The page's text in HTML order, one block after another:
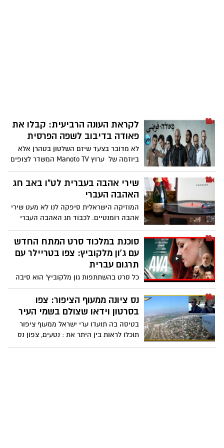
לקראת העונה הרביעית: קבלו את
פאודה בדיבוב לשפה הפרסית
לא מדובר בצעד שיזם השלטון בטהרן אלא
ביוזמה של ערוץ Manoto TV המשדר לצופים
איראנים ברחבי בעולם באמצעות לוויין
מלונדון בירת אנגליה ולו כ25 מיליון צופים.
שירי אהבה בעברית לט"ו באב חג
האהבה העברי
המוזיקה הישראלית סיפקה לנו לא מעט שירי
אהבה רומנטיים. לכבוד חג האהבה העברי
שחל ב23/07/2021 לקטנו עבורכם את השירים
הישראליים הכי רומנטיים מאז ומתמיד.
להקשיב יחד או להקדיש שיר רומנטי לבני זוג.
סוכנת במלכוד סרט המתח החדש
עם ג'ון מלקוביץ: צפו בטריילר עם
תרגום עברית
כל סרט בהשתתפות גון מלקוביץ' הוא סיבה
להתרגשות וציפייה. הפעם תוכלו לראות אותו
בסרט החדש סוכנת במלכוד שעולה לאקרנים
ב22/07. צפו בטריילר המלא של הסרט.
נס ציונה ממעוף הציפור: צפו
בסרטון וידאו שצולם בשמי העיר
בטיסה בה תועדו ערי ישראל ממעוף ציפור
תוכלו לראות בין היתר את : נטעים, צפון נס
ציונה ונצר סירני. צפו בווידאו צפו בווידאו